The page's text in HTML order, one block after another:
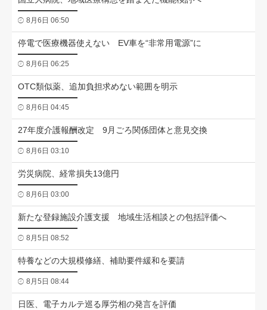
8月6日 06:50
停電で医療機器使えない EV車を“非常用電源”に
8月6日 06:25
OTC類似薬、追加負担求めない範囲を明示
8月6日 04:45
27年度介護報酬改定 9月ごろ関係団体と意見交換
8月6日 03:10
労災病院、経常損失13億円
8月6日 03:00
新たな登録施設介護支援 地域生活相談との包括評価へ
8月5日 08:52
特養などの大規模修繕、補助要件緩和を要請
8月5日 08:44
日医、電子カルテ巡る厚労相の発言を評価